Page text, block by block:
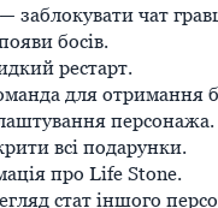
заблокувати чат
босів.
рестарт.
для отримання
персонажа.
всі подарунки.
про Life Stone.
стат іншого